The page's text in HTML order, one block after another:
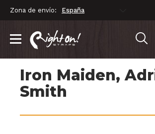
Zona de envío:
Iron Maiden,
Smith